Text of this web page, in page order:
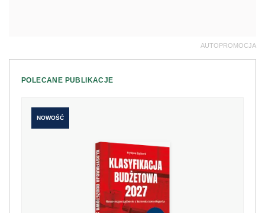
AUTOPROMOCJA
POLECANE PUBLIKACJE
NOWOŚĆ